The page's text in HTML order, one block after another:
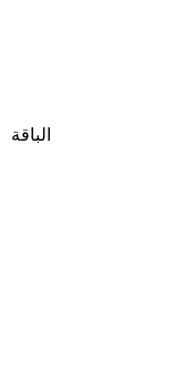
الباقة